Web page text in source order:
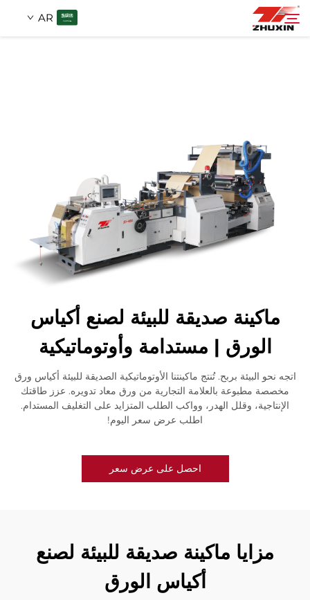
AR
شركة
أخبار
ماكينة صديقة للبيئة لصنع أكياس
الورق | مستدامة وأوتوماتيكية
اتجه نحو البيئة بربح. تُنتج ماكينتنا الأوتوماتيكية الصديقة للبيئة أكياس ورق
مخصصة مطبوعة بالعلامة التجارية من ورق معاد تدويره. عزز طاقتك
الإنتاجية، وقلل الهدر، وواكب الطلب المتزايد على التغليف المستدام.
اطلب عرض سعر اليوم!
احصل على عرض سعر
مزايا ماكينة صديقة للبيئة لصنع
أكياس الورق